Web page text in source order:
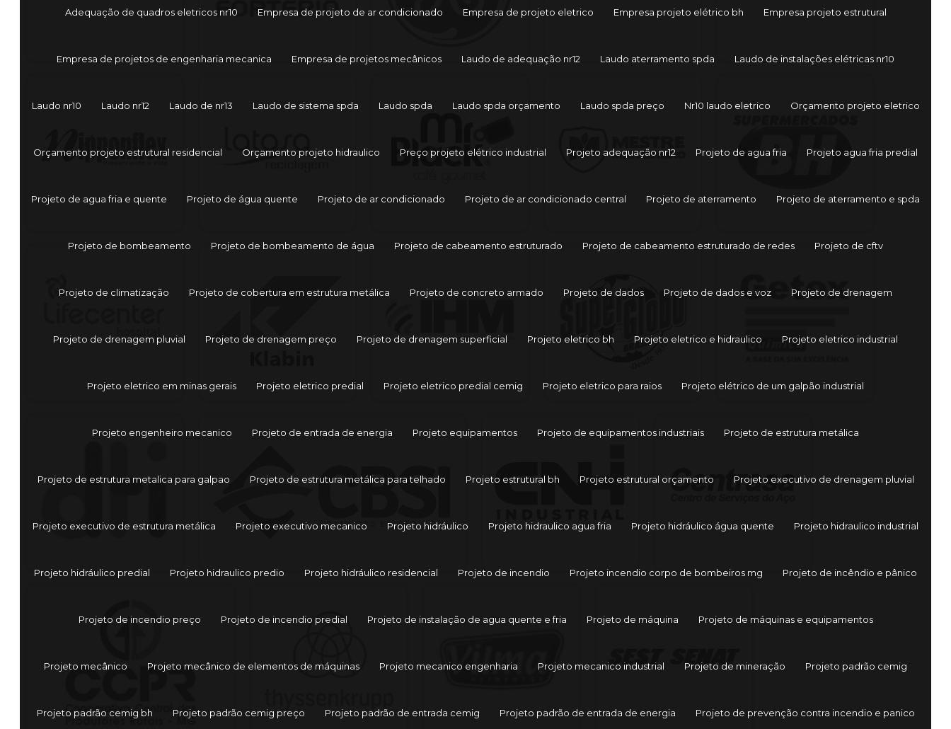
Adequação de quadros eletricos nr10 Empresa de projeto de ar condicionado Empresa de projeto eletrico Empresa projeto elétrico bh Empresa projeto estrutural
Empresa de projetos de engenharia mecanica Empresa de projetos mecânicos Laudo de adequação nr12 Laudo aterramento spda Laudo de instalações elétricas nr10
Laudo nr10 Laudo nr12 Laudo de nr13 Laudo de sistema spda Laudo spda Laudo spda orçamento Laudo spda preço Nr10 laudo eletrico Orçamento projeto eletrico
Orçamento projeto estrutural residencial Orçamento projeto hidraulico Preço projeto elétrico industrial Projeto adequação nr12 Projeto de agua fria Projeto agua fria predial
Projeto de agua fria e quente Projeto de água quente Projeto de ar condicionado Projeto de ar condicionado central Projeto de aterramento Projeto de aterramento e spda
Projeto de bombeamento Projeto de bombeamento de água Projeto de cabeamento estruturado Projeto de cabeamento estruturado de redes Projeto de cftv
Projeto de climatização Projeto de cobertura em estrutura metálica Projeto de concreto armado Projeto de dados Projeto de dados e voz Projeto de drenagem
Projeto de drenagem pluvial Projeto de drenagem preço Projeto de drenagem superficial Projeto eletrico bh Projeto eletrico e hidraulico Projeto eletrico industrial
Projeto eletrico em minas gerais Projeto eletrico predial Projeto eletrico predial cemig Projeto eletrico para raios Projeto elétrico de um galpão industrial
Projeto engenheiro mecanico Projeto de entrada de energia Projeto equipamentos Projeto de equipamentos industriais Projeto de estrutura metálica
Projeto de estrutura metalica para galpao Projeto de estrutura metálica para telhado Projeto estrutural bh Projeto estrutural orçamento Projeto executivo de drenagem pluvial
Projeto executivo de estrutura metálica Projeto executivo mecanico Projeto hidráulico Projeto hidraulico agua fria Projeto hidráulico água quente Projeto hidraulico industrial
Projeto hidráulico predial Projeto hidraulico predio Projeto hidráulico residencial Projeto de incendio Projeto incendio corpo de bombeiros mg Projeto de incêndio e pânico
Projeto de incendio preço Projeto de incendio predial Projeto de instalação de agua quente e fria Projeto de máquina Projeto de máquinas e equipamentos
Projeto mecânico Projeto mecânico de elementos de máquinas Projeto mecanico engenharia Projeto mecanico industrial Projeto de mineração Projeto padrão cemig
Projeto padrão cemig bh Projeto padrão cemig preço Projeto padrão de entrada cemig Projeto padrão de entrada de energia Projeto de prevenção contra incendio e panico